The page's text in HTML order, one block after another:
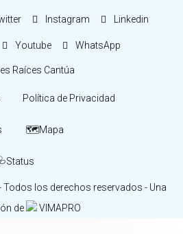
Instagram Linkedin
Youtube WhatsApp
Política de Privacidad
🗺️Mapa
Todos los derechos reservados - Una
de
VIMAPRO